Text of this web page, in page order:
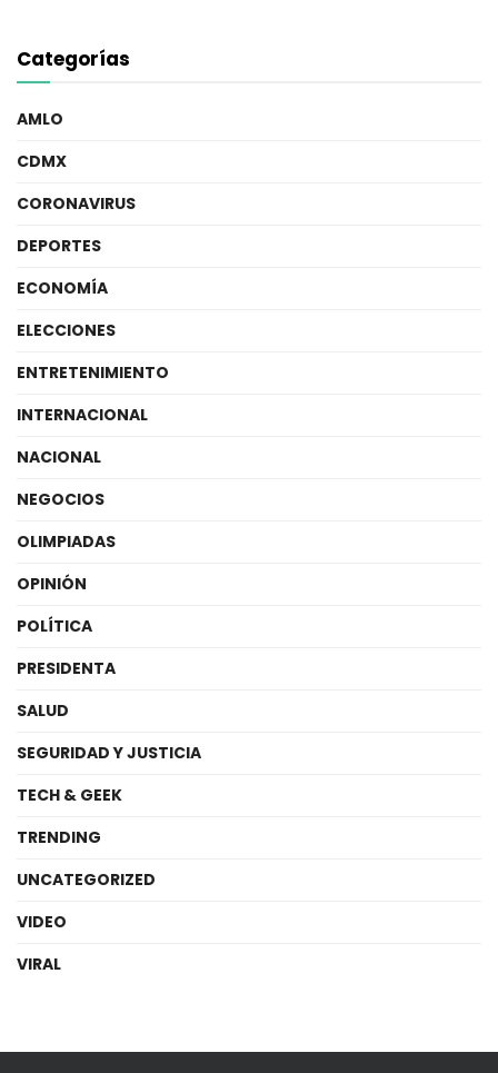
Categorías
AMLO
CDMX
CORONAVIRUS
DEPORTES
ECONOMÍA
ELECCIONES
ENTRETENIMIENTO
INTERNACIONAL
NACIONAL
NEGOCIOS
OLIMPIADAS
OPINIÓN
POLÍTICA
PRESIDENTA
SALUD
SEGURIDAD Y JUSTICIA
TECH & GEEK
TRENDING
UNCATEGORIZED
VIDEO
VIRAL